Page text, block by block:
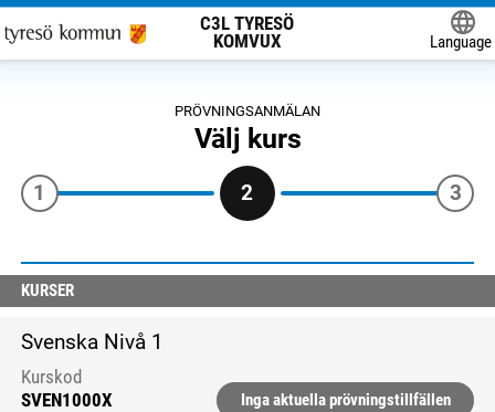
C3L TYRESÖ
KOMVUX
Language
PRÖVNINGSANMÄLAN
Välj kurs
Du är på steg 2 av 3
1 2 3
Resultat efter vald ämnesområde:
KURSER
Svenska Nivå 1
Kurskod
SVEN1000X
Inga aktuella prövningstillfällen